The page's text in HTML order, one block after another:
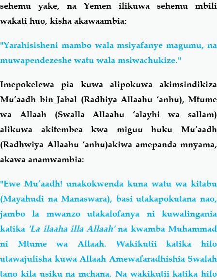
sehemu yake, na Yemen ilikuwa sehemu mbili
wakati huo, kisha akawaambia:
"Yarahisisheni mambo wala msiyafanye magumu, na
muwapendezeshe watu wala msiwachukize."
Imepokelewa pia kuwa alipokuwa akimsindikiza
Mu’aadh bin Jabal (Radhiya Allaahu ‘anhu), Mtume
wa Allaah (Swalla Allaahu ‘alayhi wa sallam)
alikuwa akitembea kwa miguu huku Mu’aadh
(Radhwiya Allaahu ‘anhu)akiwa amepanda mnyama,
akawa anamwambia:
"Ewe Mu’aadh! unakokwenda kuna watu wa kitabu
(Mayahudi na Manaswara), basi utakapokutana nao,
jambo la mwanzo utakalofanya ni kuwalingania
katika 'La ilaaha illa Allaah'na kwamba Muhammad
ni Mtume wa Allaah. Wakikutii katika hilo
utawajulisha kuwa Allaah Amewafaradhishia Swalah
tano kila usiku na mchana. Na wakikutii katika hilo